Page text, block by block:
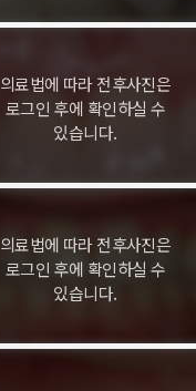
의료법에 따라 전후사진은
로그인 후에 확인하실 수
있습니다.
의료법에 따라 전후사진은
로그인 후에 확인하실 수
있습니다.